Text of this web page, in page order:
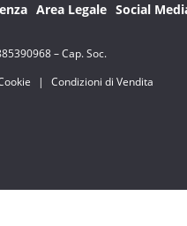
Area Legale Social
– Cap. Soc.
|
Condizioni di Vendita